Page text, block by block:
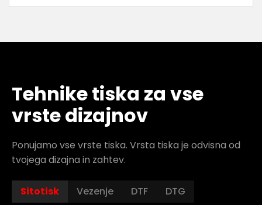
Tehnike tiska za vse
vrste dizajnov
Ponujamo vse vrste tiska. Vrsta tiska je odvisna od
tvojega dizajna in zahtev.
Sitotisk Vezenje DTF DTG